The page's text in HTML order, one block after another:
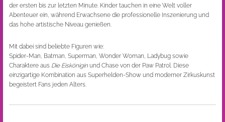
der ersten bis zur letzten Minute. Kinder tauchen in eine Welt voller
Abenteuer ein, während Erwachsene die professionelle Inszenierung und
das hohe artistische Niveau genießen.
Mit dabei sind beliebte Figuren wie:
Spider-Man, Batman, Superman, Wonder Woman, Ladybug sowie
Charaktere aus Die Eiskönigin und Chase von der Paw Patrol. Diese
einzigartige Kombination aus Superhelden-Show und moderner Zirkuskunst
begeistert Fans jeden Alters.